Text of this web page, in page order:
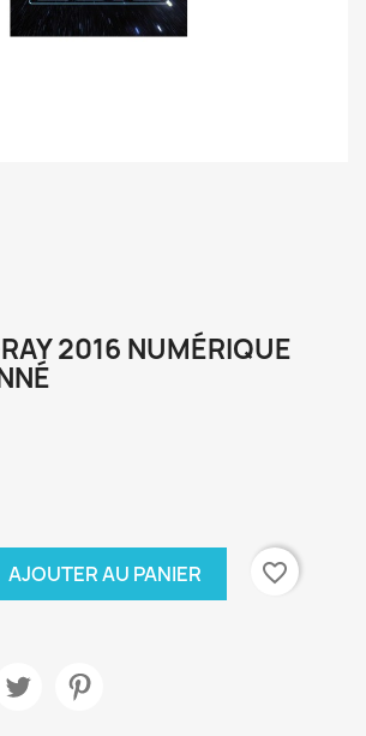
2016 NUMÉRIQUE
AJOUTER AU PANIER favorite_border